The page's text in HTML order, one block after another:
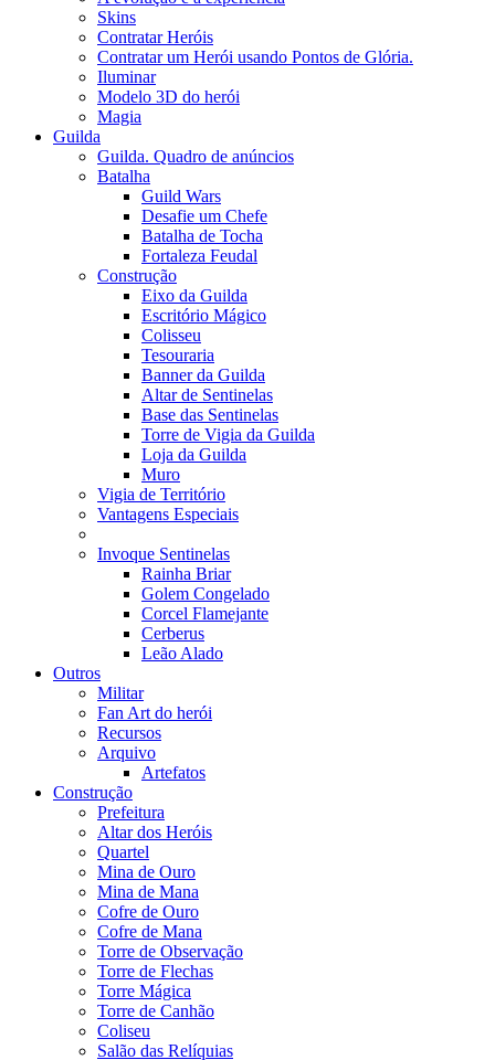
Skins
Contratar Heróis
Contratar um Herói usando Pontos de Glória.
Iluminar
Modelo 3D do herói
Magia
Guilda
Guilda. Quadro de anúncios
Batalha
Guild Wars
Desafie um Chefe
Batalha de Tocha
Fortaleza Feudal
Construção
Eixo da Guilda
Escritório Mágico
Colisseu
Tesouraria
Banner da Guilda
Altar de Sentinelas
Base das Sentinelas
Torre de Vigia da Guilda
Loja da Guilda
Muro
Vigia de Território
Vantagens Especiais
Invoque Sentinelas
Rainha Briar
Golem Congelado
Corcel Flamejante
Cerberus
Leão Alado
Outros
Militar
Fan Art do herói
Recursos
Arquivo
Artefatos
Construção
Prefeitura
Altar dos Heróis
Quartel
Mina de Ouro
Mina de Mana
Cofre de Ouro
Cofre de Mana
Torre de Observação
Torre de Flechas
Torre Mágica
Torre de Canhão
Coliseu
Salão das Relíquias